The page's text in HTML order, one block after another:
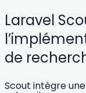
Laravel
de
Scout intègre